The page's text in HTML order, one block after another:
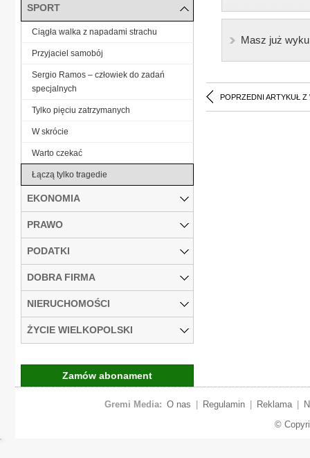
Masz już
POPRZEDNI ARTYKUŁ Z
SPORT
Ciągła walka z napadami strachu
Przyjaciel samobój
Sergio Ramos – człowiek do zadań
specjalnych
Tylko pięciu zatrzymanych
W skrócie
Warto czekać
Łączą tylko tragedie
EKONOMIA
PRAWO
PODATKI
DOBRA FIRMA
NIERUCHOMOŚCI
ŻYCIE WIELKOPOLSKI
Zamów abonament
Gremi Media: O nas Regulamin Reklama
©